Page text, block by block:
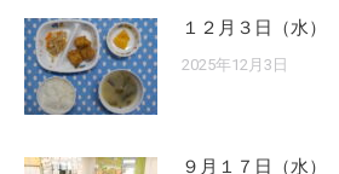
１２月３日（水）
2025年12月3日
９月１７日（水）